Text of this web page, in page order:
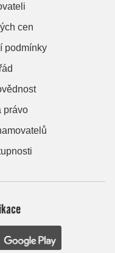
cen
podmínky
právo